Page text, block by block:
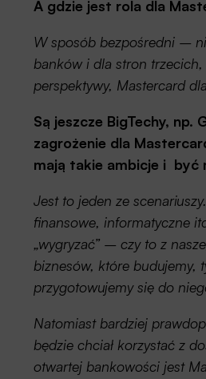
A gdzie jest rola dla
W sposób bezpośredni –
banków i dla stron
perspektywy, Mastercard
Są jeszcze BigTechy,
zagrożenie dla
mają takie ambicje i być
Jest to jeden ze
finansowe, informatyczne
„wygryzać” – czy to z
biznesów, które budujemy,
przygotowujemy się do
Natomiast bardziej
będzie chciał korzystać z
otwartej bankowości jest